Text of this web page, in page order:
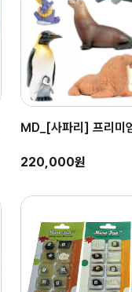
MD_[사파리] 프리미
220,000원